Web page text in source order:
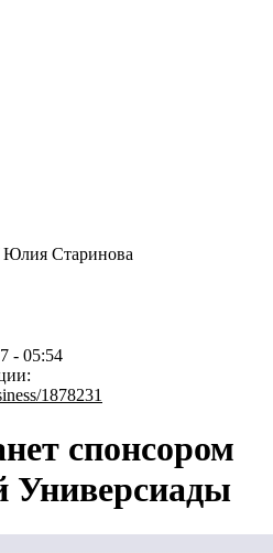
Юлия Старинова
- 05:54
1878231
спонсором
Универсиады